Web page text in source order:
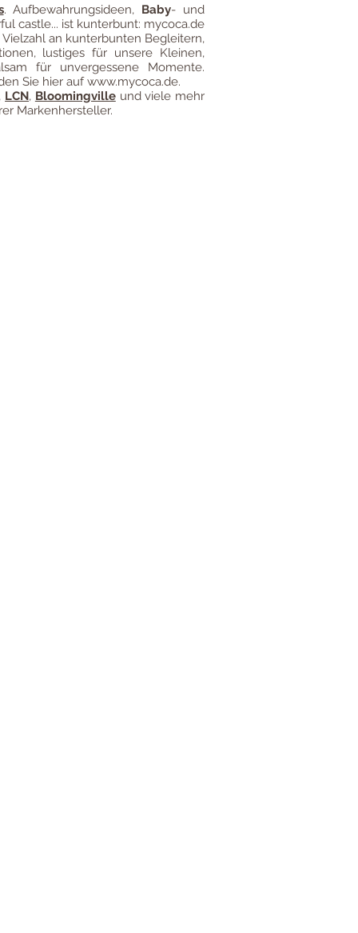
.Aufbewahrungsideen, Baby- und
castle... ist kunterbunt: mycoca.de
an kunterbunten Begleitern,
lustiges für unsere Kleinen,
für unvergessene Momente.
Sie hier aufwww.mycoca.de.
, LCN, Bloomingville und viele mehr
Markenhersteller.